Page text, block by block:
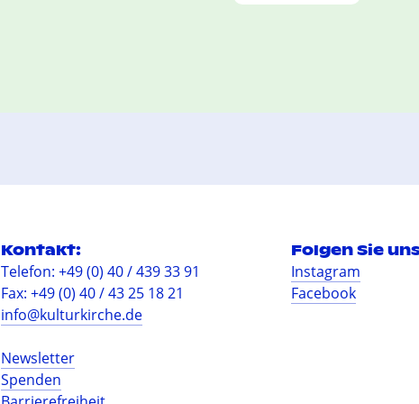
Kontakt:
Telefon: +49 (0) 40 / 439 33 91
Fax: +49 (0) 40 / 43 25 18 21
info@kulturkirche.de
Newsletter
Spenden
Folgen Sie
Instagram
Facebook